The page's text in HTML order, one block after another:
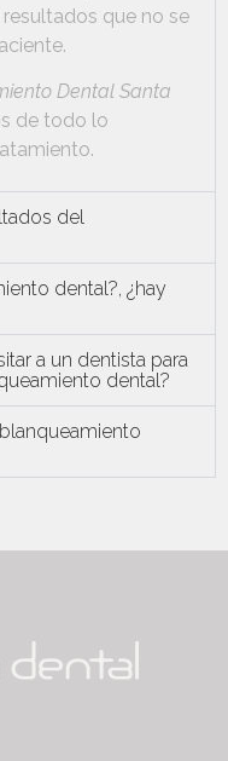
que no se
Dental Santa
de todo lo
del
dental?, ¿hay
a un dentista para
dental?